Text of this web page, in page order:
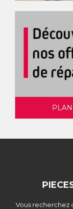
Vous recherchez